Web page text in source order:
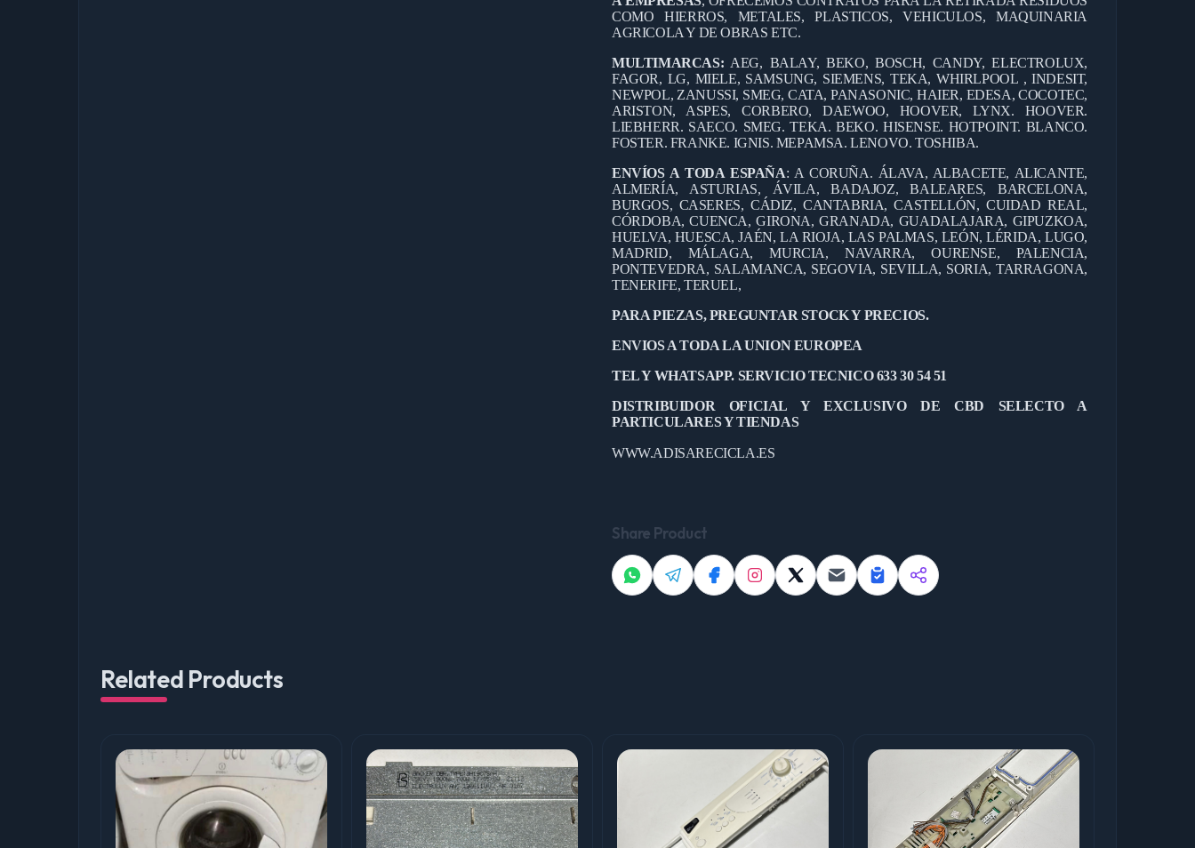
COMO HIERROS, METALES, PLASTICOS, VEHICULOS, MAQUINARIA
AGRICOLA Y DE OBRAS ETC.
MULTIMARCAS: AEG, BALAY, BEKO, BOSCH, CANDY, ELECTROLUX,
FAGOR, LG, MIELE, SAMSUNG, SIEMENS, TEKA, WHIRLPOOL , INDESIT,
NEWPOL, ZANUSSI, SMEG, CATA, PANASONIC, HAIER, EDESA, COCOTEC,
ARISTON, ASPES, CORBERO, DAEWOO, HOOVER, LYNX. HOOVER.
LIEBHERR. SAECO. SMEG. TEKA. BEKO. HISENSE. HOTPOINT. BLANCO.
FOSTER. FRANKE. IGNIS. MEPAMSA. LENOVO. TOSHIBA.
ENVÍOS A TODA ESPAÑA: A CORUÑA. ÁLAVA, ALBACETE, ALICANTE,
ALMERÍA, ASTURIAS, ÁVILA, BADAJOZ, BALEARES, BARCELONA,
BURGOS, CASERES, CÁDIZ, CANTABRIA, CASTELLÓN, CUIDAD REAL,
CÓRDOBA, CUENCA, GIRONA, GRANADA, GUADALAJARA, GIPUZKOA,
HUELVA, HUESCA, JAÉN, LA RIOJA, LAS PALMAS, LEÓN, LÉRIDA, LUGO,
MADRID, MÁLAGA, MURCIA, NAVARRA, OURENSE, PALENCIA,
PONTEVEDRA, SALAMANCA, SEGOVIA, SEVILLA, SORIA, TARRAGONA,
TENERIFE, TERUEL,
PARA PIEZAS, PREGUNTAR STOCK Y PRECIOS.
ENVIOS A TODA LA UNION EUROPEA
TEL Y WHATSAPP. SERVICIO TECNICO 633 30 54 51
DISTRIBUIDOR OFICIAL Y EXCLUSIVO DE CBD SELECTO A
PARTICULARES Y TIENDAS
WWW.ADISARECICLA.ES
Share Product
Related Products